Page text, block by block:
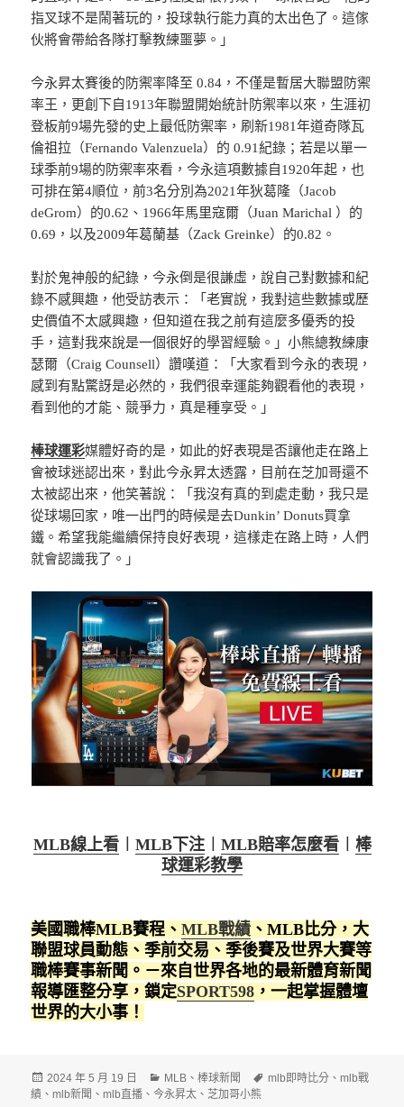
指叉球不是鬧著玩的，投球執行能力真的太出色了。這傢
伙將會帶給各隊打擊教練噩夢。」
今永昇太賽後的防禦率降至 0.84，不僅是暫居大聯盟防禦
率王，更創下自1913年聯盟開始統計防禦率以來，生涯初
登板前9場先發的史上最低防禦率，刷新1981年道奇隊瓦
倫祖拉（Fernando Valenzuela）的 0.91紀錄；若是以單一
球季前9場的防禦率來看，今永這項數據自1920年起，也
可排在第4順位，前3名分別為2021年狄葛隆（Jacob
deGrom）的0.62、1966年馬里寇爾（Juan Marichal ）的
0.69，以及2009年葛蘭基（Zack Greinke）的0.82。
對於鬼神般的紀錄，今永倒是很謙虛，說自己對數據和紀
錄不感興趣，他受訪表示：「老實說，我對這些數據或歷
史價值不太感興趣，但知道在我之前有這麼多優秀的投
手，這對我來說是一個很好的學習經驗。」小熊總教練康
瑟爾（Craig Counsell）讚嘆道：「大家看到今永的表現，
感到有點驚訝是必然的，我們很幸運能夠觀看他的表現，
看到他的才能、競爭力，真是種享受。」
棒球運彩媒體好奇的是，如此的好表現是否讓他走在路上
會被球迷認出來，對此今永昇太透露，目前在芝加哥還不
太被認出來，他笑著說：「我沒有真的到處走動，我只是
從球場回家，唯一出門的時候是去Dunkin’ Donuts買拿
鐵。希望我能繼續保持良好表現，這樣走在路上時，人們
就會認識我了。」
MLB線上看︱ MLB下注︱ MLB賠率怎麼看︱ 棒
球運彩教學
美國職棒MLB賽程、MLB戰績 、MLB比分，大
聯盟球員動態、季前交易、季後賽及世界大賽等
職棒賽事新聞。－來自世界各地的最新體育新聞
報導匯整分享，鎖定SPORT598 ，一起掌握體壇
世界的大小事！
發
佈
2024 年 5 月 19 日
分
類
MLB 、棒球新聞
標
mlb即時比分 、mlb戰
績 、mlb新聞 、mlb直播 、今永昇太 、芝加哥小熊